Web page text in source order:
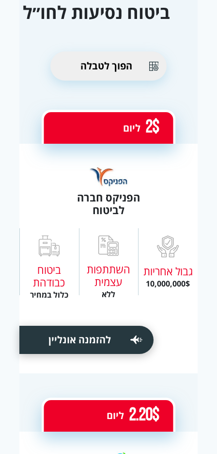
הפוך לטבלה
ביטוח נסיעות לחו״ל
הפניקס חברה
לביטוח
גבול אחריות
10,000,000$
השתתפות
עצמית
ללא
ביטוח
כבודהת
כלול במחיר
2$ ליום
להזמנה אונליין
2.20$ ליום